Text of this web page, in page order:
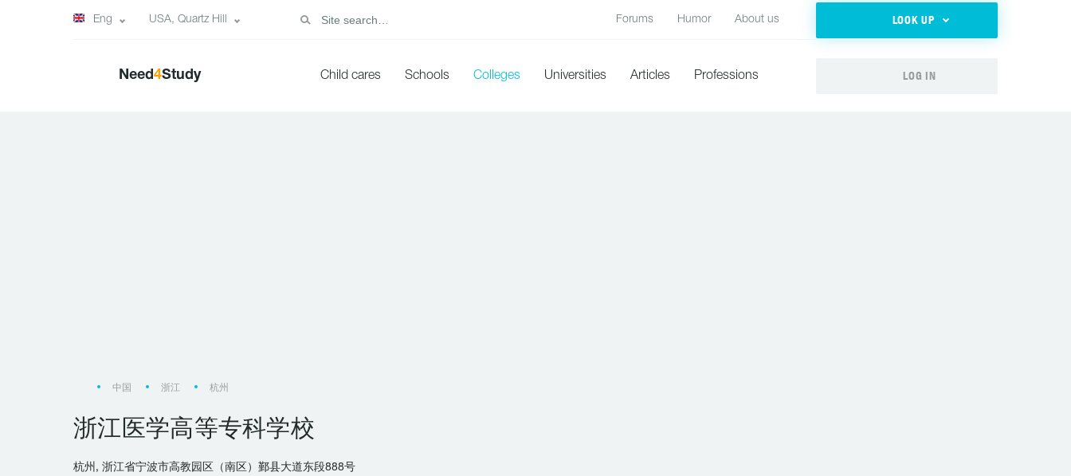
Eng USA, Quartz Hill Forums Humor About us LOOK UP
Need4Study Child cares Schools Colleges Universities Articles Professions LOG IN
中国 浙江 杭州
浙江医学高等专科学校
杭州, 浙江省宁波市高教园区（南区）鄞县大道东段888号